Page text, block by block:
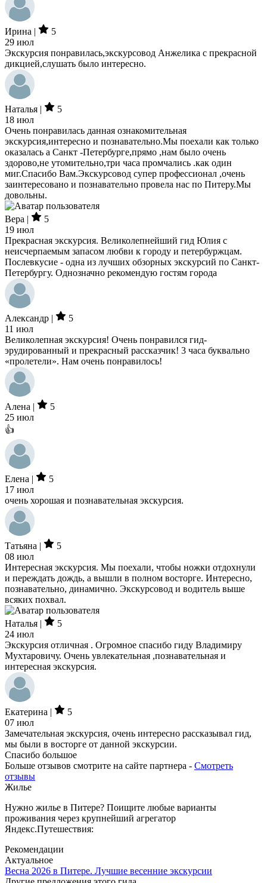
Ирина |
5
29 июл
Экскурсия понравилась,экскурсовод Анжелика с прекрасной
дикцией,слушать было интересно.
Наталья |
5
18 июл
Очень понравилась данная ознакомительная
экскурсия,интересно и познавательно.Мы поехали как только
оказалась а Санкт -Петербурге,прямо ,нам было очень
здорово,не утомительно,три часа промчались .как один
миг.Спасибо Вам.Экскурсовод супер профессионал ,очень
заинтересовано и познавательно провела нас по Питеру.Мы
довольны.
Вера |
5
19 июл
Прекрасная экскурсия. Великолепнейший гид Юлия с
неисчерпаемым запасом любви к городу и петербуржцам.
Послевкусие - одна из лучших обзорных экскурсий по Санкт-
Петербургу. Однозначно рекомендую гостям города
Александр |
5
11 июл
Великолепная экскурсия! Очень понравился гид-
эрудированный и прекрасный рассказчик! 3 часа буквально
«пролетели». Нам очень понравилось!
Алена |
5
25 июл
👍
Елена |
5
17 июл
очень хорошая и познавательная экскурсия.
Татьяна |
5
08 июл
Интересная экскурсия. Мы поехали, чтобы ножки отдохнули
и переждать дождь, а вышли в полном восторге. Интересно,
познавательно, динамично. Экскурсовод и водитель выше
всяких похвал.
Наталья |
5
24 июл
Экскурсия отличная . Огромное спасибо гиду Владимиру
Мухтаровичу. Очень увлекательная ,познавательная и
интересная экскурсия.
Екатерина |
5
07 июл
Замечательная экскурсия, очень интересно рассказывал гид,
мы были в восторге от данной экскурсии.
Спасибо большое
Больше отзывов смотрите на сайте партнера - Смотреть
отзывы
Жилье
Нужно жилье в Питере? Поищите любые варианты
проживания через крупнейший агрегатор
Яндекс.Путешествия:
Рекомендации
Актуальное
Весна 2026 в Питере. Лучшие весенние экскурсии